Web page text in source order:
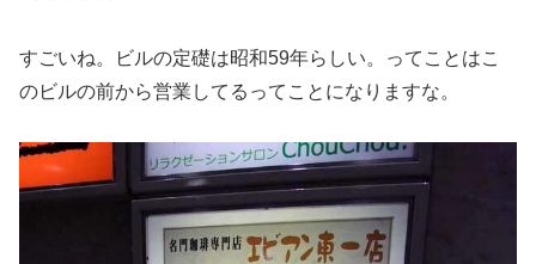
すごいね。ビルの定礎は昭和59年らしい。ってことはこ
のビルの前から営業してるってことになりますな。